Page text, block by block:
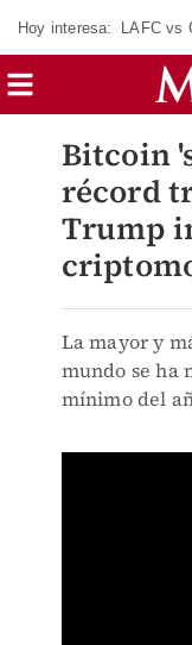
Hoy interesa: LAFC vs
Bitcoin
récord
Trump
La mayor y
mundo se ha
mínimo del